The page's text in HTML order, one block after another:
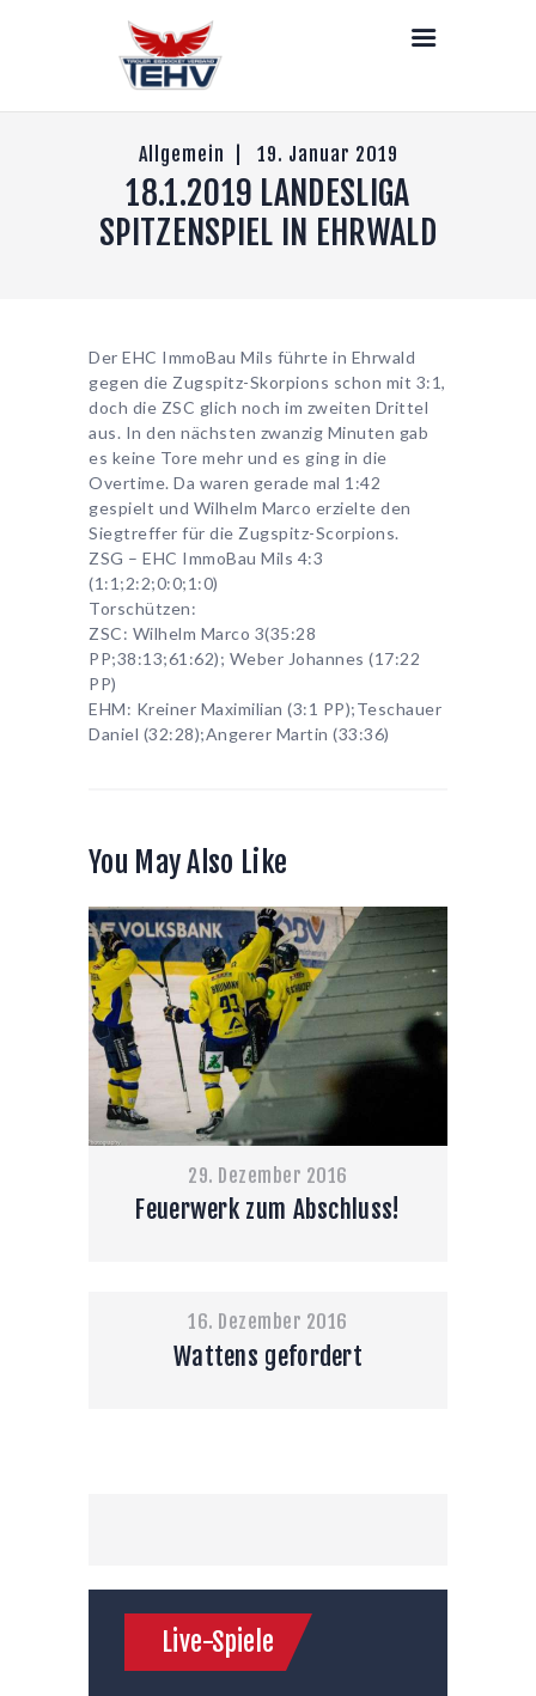
Allgemein 19. Januar 2019
18.1.2019 LANDESLIGA
SPITZENSPIEL IN EHRWALD
LIVE
NEWS
DEIN TEHV
SENIOREN
NACHWUCHS
DAMEN
Der EHC ImmoBau Mils führte in Ehrwald
gegen die Zugspitz-Skorpions schon mit 3:1,
doch die ZSC glich noch im zweiten Drittel
aus. In den nächsten zwanzig Minuten gab
es keine Tore mehr und es ging in die
Overtime. Da waren gerade mal 1:42
gespielt und Wilhelm Marco erzielte den
Siegtreffer für die Zugspitz-Scorpions.
ZSG – EHC ImmoBau Mils 4:3
(1:1;2:2;0:0;1:0)
Torschützen:
ZSC: Wilhelm Marco 3(35:28
PP;38:13;61:62); Weber Johannes (17:22
PP)
EHM: Kreiner Maximilian (3:1 PP);Teschauer
Daniel (32:28);Angerer Martin (33:36)
You May Also Like
29. Dezember 2016
Feuerwerk zum Abschluss!
16. Dezember 2016
Wattens gefordert
Live-Spiele